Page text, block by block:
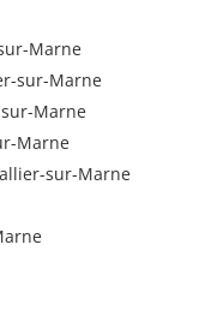
Marne
sur-Marne
Marne
Marne
sur-Marne